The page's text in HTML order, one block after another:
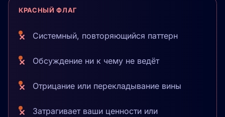
КРАСНЫЙ ФЛАГ
Системный, повторяющийся паттерн
Обсуждение ни к чему не ведёт
Отрицание или перекладывание вины
Затрагивает ваши ценности или